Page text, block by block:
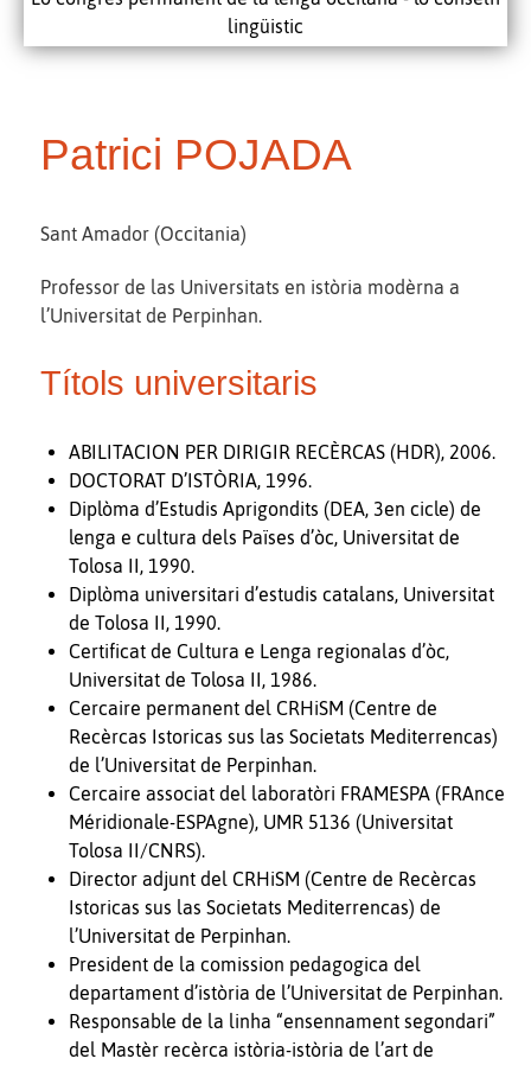
lingüistic
Patrici POJADA
Sant Amador (Occitania)
Professor de las Universitats en istòria modèrna a
l’Universitat de Perpinhan.
Títols universitaris
ABILITACION PER DIRIGIR RECÈRCAS (HDR), 2006.
DOCTORAT D’ISTÒRIA, 1996.
Diplòma d’Estudis Aprigondits (DEA, 3en cicle) de
lenga e cultura dels Païses d’òc, Universitat de
Tolosa II, 1990.
Diplòma universitari d’estudis catalans, Universitat
de Tolosa II, 1990.
Certificat de Cultura e Lenga regionalas d’òc,
Universitat de Tolosa II, 1986.
Cercaire permanent del CRHiSM (Centre de
Recèrcas Istoricas sus las Societats Mediterrencas)
de l’Universitat de Perpinhan.
Cercaire associat del laboratòri FRAMESPA (FRAnce
Méridionale-ESPAgne), UMR 5136 (Universitat
Tolosa II/CNRS).
Director adjunt del CRHiSM (Centre de Recèrcas
Istoricas sus las Societats Mediterrencas) de
l’Universitat de Perpinhan.
President de la comission pedagogica del
departament d’istòria de l’Universitat de Perpinhan.
Responsable de la linha “ensennament segondari”
del Mastèr recèrca istòria-istòria de l’art de